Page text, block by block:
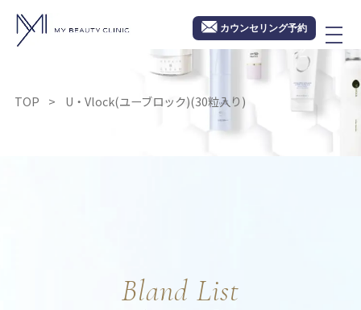
カウンセリング予約
TOP U・Vlock(ユーブロック)(30粒入り)
Bland List